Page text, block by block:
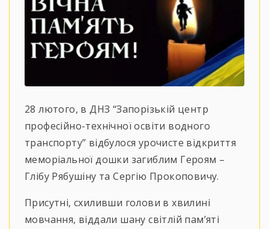
28 лютого, в ДНЗ “Запорізькій центр
професійно-технічної освіти водного
транспорту” відбулося урочисте відкриття
меморіальної дошки загиблим Героям –
Глібу Рябушіну та Сергію Прокоповичу.
Присутні, схиливши голови в хвилині
мовчання, віддали шану світлій пам’яті